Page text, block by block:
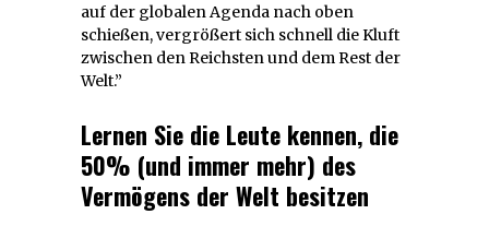
auf der globalen Agenda nach oben
schießen, vergrößert sich schnell die Kluft
zwischen den Reichsten und dem Rest der
Welt.”
Lernen Sie die Leute kennen, die
50% (und immer mehr) des
Vermögens der Welt besitzen